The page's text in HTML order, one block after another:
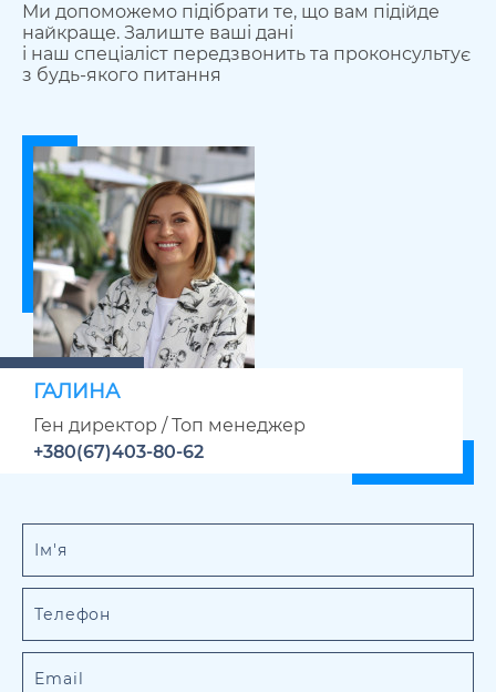
Ми допоможемо підібрати те, що вам підійде
найкраще. Залиште ваші дані
і наш спеціаліст передзвонить та проконсультує
з будь-якого питання
ГАЛИНА
Ген директор / Топ менеджер
+380(67)403-80-62